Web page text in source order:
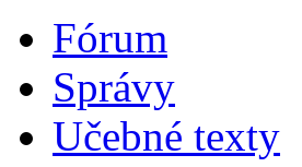
Fórum
Správy
Učebné texty